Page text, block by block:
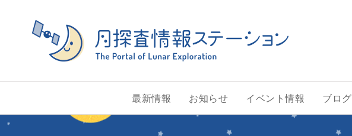
最新情報
お知らせ イベント情報 ブログ